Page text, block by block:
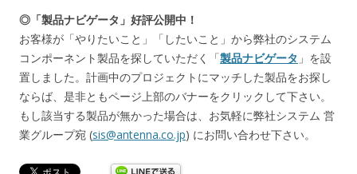
◎「製品ナビゲータ」好評公開中！
お客様が「やりたいこと」「したいこと」から弊社のシステム
コンポーネント製品を探していただく「製品ナビゲータ 」を設
置しました。計画中のプロジェクトにマッチした製品をお探し
ならば、是非ともページ上部のバナーをクリックして下さい。
もし該当する製品が無かった場合は、お気軽に弊社システム 営
業グループ宛 (sis@antenna.co.jp) にお問い合わせ下さい。